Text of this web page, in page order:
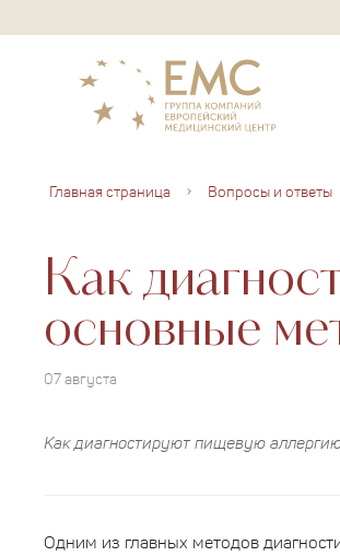
Главная страница Вопросы и ответы
Как
основные
07 августа
Как диагностируют пищевую
Одним из главных методов